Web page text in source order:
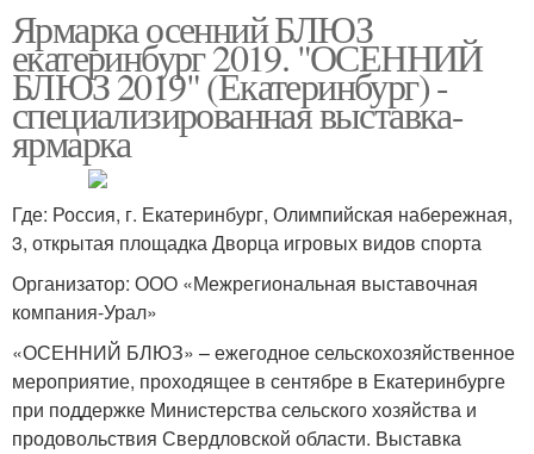
Ярмарка осенний БЛЮЗ
екатеринбург 2019. "ОСЕННИЙ
БЛЮЗ 2019" (Екатеринбург) -
специализированная выставка-
ярмарка
Где: Россия, г. Екатеринбург, Олимпийская набережная,
3, открытая площадка Дворца игровых видов спорта
Организатор: ООО «Межрегиональная выставочная
компания-Урал»
«ОСЕННИЙ БЛЮЗ» – ежегодное сельскохозяйственное
мероприятие, проходящее в сентябре в Екатеринбурге
при поддержке Министерства сельского хозяйства и
продовольствия Свердловской области. Выставка